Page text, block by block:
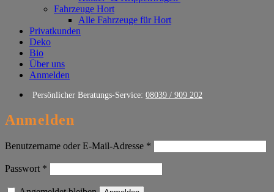
Fahrzeuge Hort
Alle Fahrzeuge für Hort
Privatkunden
Deko
Bio
Über uns
Anmelden
Persönlicher Beratungs-Service: 08039 / 909 202
Anmelden
Benutzername oder E-Mail-Adresse *
Passwort *